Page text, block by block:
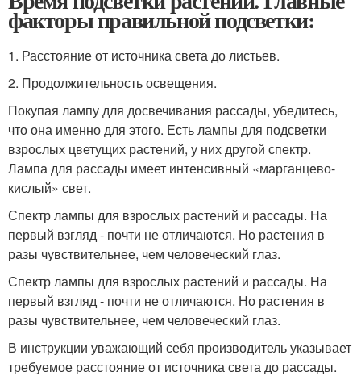
факторы правильной подсветки:
1. Расстояние от источника света до листьев.
2. Продолжительность освещения.
Покупая лампу для досвечивания рассады, убедитесь,
что она именно для этого. Есть лампы для подсветки
взрослых цветущих растений, у них другой спектр.
Лампа для рассады имеет интенсивный «марганцево-
кислый» свет.
Спектр лампы для взрослых растений и рассады. На
первый взгляд - почти не отличаются. Но растения в
разы чувствительнее, чем человеческий глаз.
Спектр лампы для взрослых растений и рассады. На
первый взгляд - почти не отличаются. Но растения в
разы чувствительнее, чем человеческий глаз.
В инструкции уважающий себя производитель указывает
требуемое расстояние от источника света до рассады.